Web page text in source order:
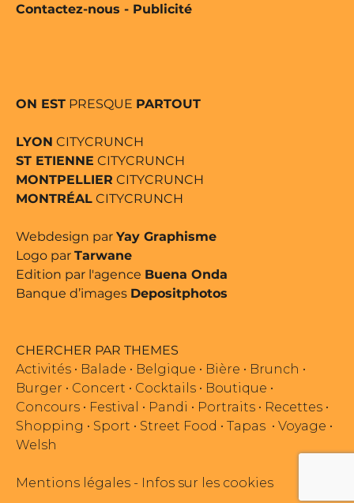
Contactez-nous - Publicité
ON EST PRESQUE PARTOUT
LYON CITYCRUNCH
ST ETIENNE CITYCRUNCH
MONTPELLIER CITYCRUNCH
MONTRÉAL CITYCRUNCH
Webdesign par Yay Graphisme
Logo par Tarwane
Edition par l'agence Buena Onda
Banque d’images Depositphotos
CHERCHER PAR THEMES
Activités • Balade • Belgique • Bière • Brunch •
Burger • Concert • Cocktails • Boutique •
Concours • Festival • Pandi • Portraits • Recettes •
Shopping • Sport • Street Food • Tapas • Voyage •
Welsh
Mentions légales - Infos sur les cookies